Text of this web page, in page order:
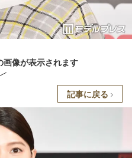
画像が表示されます
記事に戻る